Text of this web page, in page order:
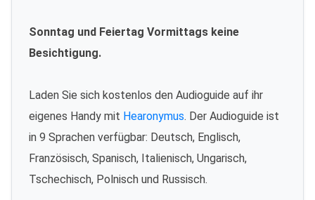
Sonntag und Feiertag Vormittags keine
Besichtigung.
Laden Sie sich kostenlos den Audioguide auf ihr
eigenes Handy mit Hearonymus. Der Audioguide ist
in 9 Sprachen verfügbar: Deutsch, Englisch,
Französisch, Spanisch, Italienisch, Ungarisch,
Tschechisch, Polnisch und Russisch.